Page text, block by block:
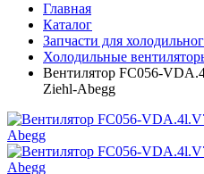
Главная
Каталог
Запчасти для
Холодильные
Вентилятор FC056-
Ziehl-Abegg